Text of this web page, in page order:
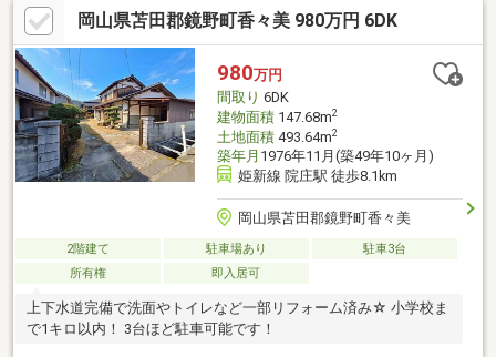
岡山県苫田郡鏡野町香々美 980万円 6DK
980万円
間取り 6DK
建物面積147.68m2
土地面積493.64m2
築年月 1976年11月(築49年10ヶ月)
姫新線 院庄駅 徒歩8.1km
岡山県苫田郡鏡野町香々美
2階建て 駐車場あり
駐車3台
所有権
即入居可
上下水道完備で洗面やトイレなど一部リフォーム済み☆ 小学校ま
で1キロ以内！ 3台ほど駐車可能です！